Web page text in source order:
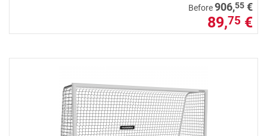
Before906,55 €
89,75 €